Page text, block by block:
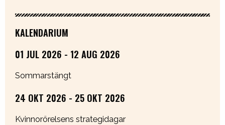
KALENDARIUM
01 JUL 2026 - 12 AUG 2026
Sommarstängt
24 OKT 2026 - 25 OKT 2026
Kvinnorörelsens strategidagar